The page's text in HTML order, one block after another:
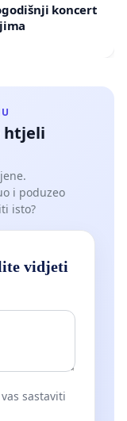
koncert
htjeli
i poduzeo
isto?
vidjeti
sastaviti